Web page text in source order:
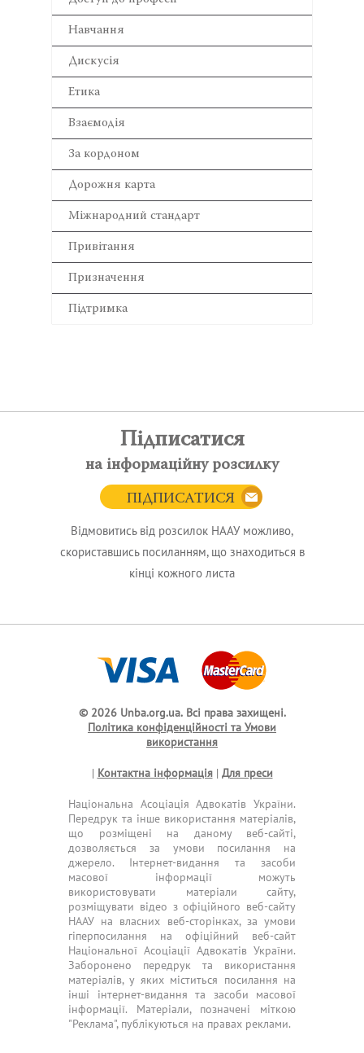
Навчання
Дискусія
Етика
Взаємодія
За кордоном
Дорожня карта
Міжнародний стандарт
Привітання
Призначення
Підтримка
Підписатися
на інформаційну розсилку
ПІДПИСАТИСЯ
Відмовитись від розсилок НААУ можливо,
скориставшись посиланням, що знаходиться в
кінці кожного листа
© 2026 Unba.org.ua. Всі права захищені.
Політика конфіденційності та Умови
використання
| Контактна інформація| Для преси
Національна Асоціація Адвокатів України.
Передрук та інше використання матеріалів,
що розміщені на даному веб-сайті,
дозволяється за умови посилання на
джерело. Інтернет-видання та засоби
масової інформації можуть
використовувати матеріали сайту,
розміщувати відео з офіційного веб-сайту
НААУ на власних веб-сторінках, за умови
гіперпосилання на офіційний веб-сайт
Національної Асоціації Адвокатів України.
Заборонено передрук та використання
матеріалів, у яких міститься посилання на
інші інтернет-видання та засоби масової
інформації. Матеріали, позначені міткою
"Реклама", публікуються на правах реклами.